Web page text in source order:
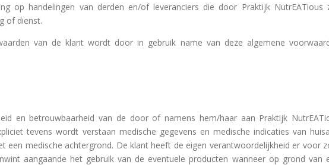
op handelingen van derden en/of leveranciers die door Praktijk NutrEATious
of dienst.
van de klant wordt door in gebruik name van deze algemene
en betrouwbaarheid van de door of namens hem/haar aan Praktijk
tevens wordt verstaan medische gegevens en medische indicaties van
een medische achtergrond. De klant heeft de eigen verantwoordelijkheid er voor
aangaande het gebruik van de eventuele producten wanneer op grond van